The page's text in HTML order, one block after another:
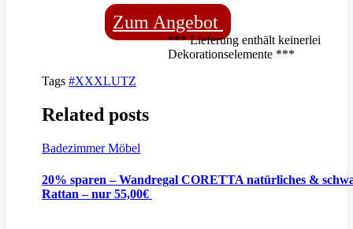
Zum Angebot
*** Lieferung enthält keinerlei
Dekorationselemente ***
Tags #XXXLUTZ
Related posts
Badezimmer Möbel
20% sparen – Wandregal CORETTA natürliches &
Rattan – nur 55,00€